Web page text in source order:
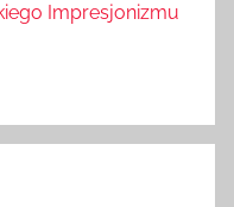
Impresjonizmu